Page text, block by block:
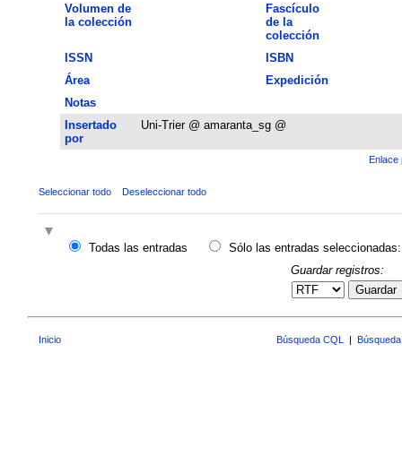
Volumen de
la colección
Fascículo
de la
colección
ISSN
ISBN
Área
Expedición
Notas
Insertado
por
Uni-Trier @ amaranta_sg @
Enlace
Seleccionar todo Deseleccionar todo
Todas las entradas
Sólo las entradas seleccionadas:
Guardar registros:
Guardar
Inicio Búsqueda CQL